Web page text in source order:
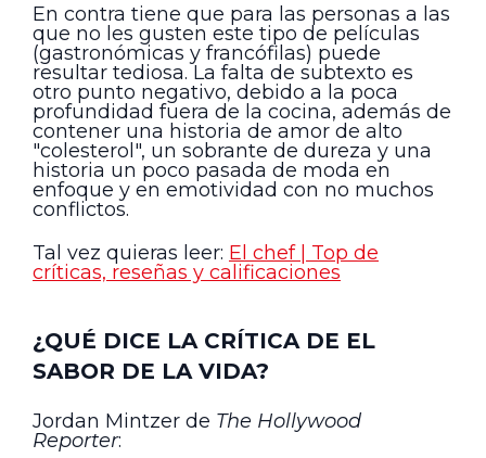
En contra tiene que para las personas a las
que no les gusten este tipo de películas
(gastronómicas y francófilas) puede
resultar tediosa. La falta de subtexto es
otro punto negativo, debido a la poca
profundidad fuera de la cocina, además de
contener una historia de amor de alto
"colesterol", un sobrante de dureza y una
historia un poco pasada de moda en
enfoque y en emotividad con no muchos
conflictos.
Tal vez quieras leer: El chef | Top de
críticas, reseñas y calificaciones
¿QUÉ DICE LA CRÍTICA DE EL
SABOR DE LA VIDA?
Jordan Mintzer de The Hollywood
Reporter: